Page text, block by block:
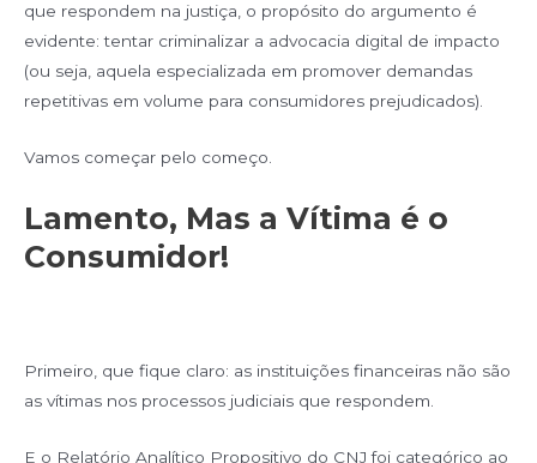
que respondem na justiça, o propósito do argumento é
evidente: tentar criminalizar a advocacia digital de impacto
(ou seja, aquela especializada em promover demandas
repetitivas em volume para consumidores prejudicados).
Vamos começar pelo começo.
Lamento, Mas a Vítima é o
Consumidor!
Primeiro, que fique claro: as instituições financeiras não são
as vítimas nos processos judiciais que respondem.
E o Relatório Analítico Propositivo do CNJ foi categórico ao